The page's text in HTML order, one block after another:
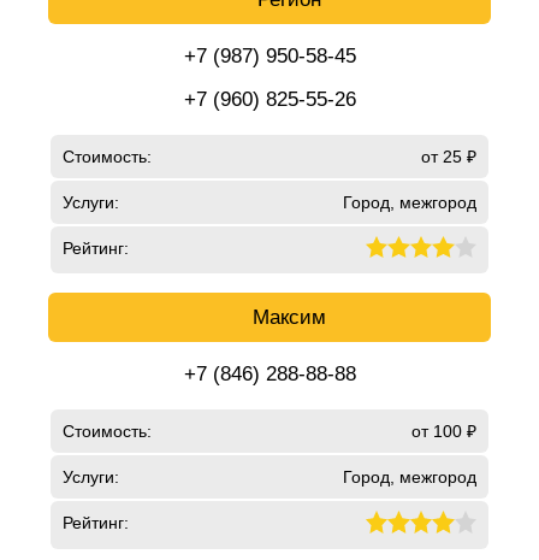
+7 (987) 950-58-45
+7 (960) 825-55-26
Стоимость: от 25 ₽
Услуги: Город, межгород
Рейтинг:
Максим
+7 (846) 288-88-88
Стоимость: от 100 ₽
Услуги: Город, межгород
Рейтинг: